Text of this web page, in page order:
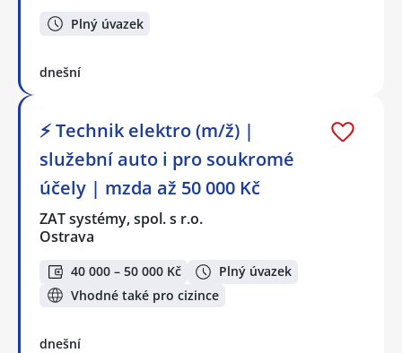
Plný úvazek
dnešní
⚡ Technik elektro (m/ž) |
služební auto i pro soukromé
účely | mzda až 50 000 Kč
ZAT systémy, spol. s r.o.
Ostrava
40 000 – 50 000 Kč
Plný úvazek
Vhodné také pro cizince
dnešní